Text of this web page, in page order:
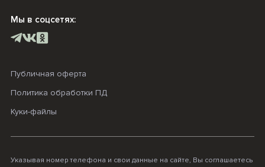
Мы в соцсетях:
Публичная оферта
Политика обработки ПД
Куки-файлы
Указывая номер телефона и свои данные на сайте, Вы соглашаетесь